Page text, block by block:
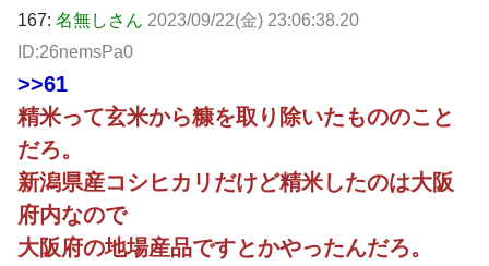
167: 名無しさん 2023/09/22(金) 23:06:38.20
ID:26nemsPa0
>>61
精米って玄米から糠を取り除いたもののこと
だろ。
新潟県産コシヒカリだけど精米したのは大阪
府内なので
大阪府の地場産品ですとかやったんだろ。